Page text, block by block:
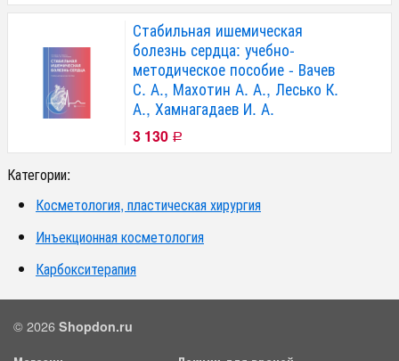
Стабильная ишемическая
болезнь сердца: учебно-
методическое пособие - Вачев
С. А., Махотин А. А., Лесько К.
А., Хамнагадаев И. А.
3 130 Р
Категории:
Косметология, пластическая хирургия
Инъекционная косметология
Карбокситерапия
© 2026 Shopdon.ru